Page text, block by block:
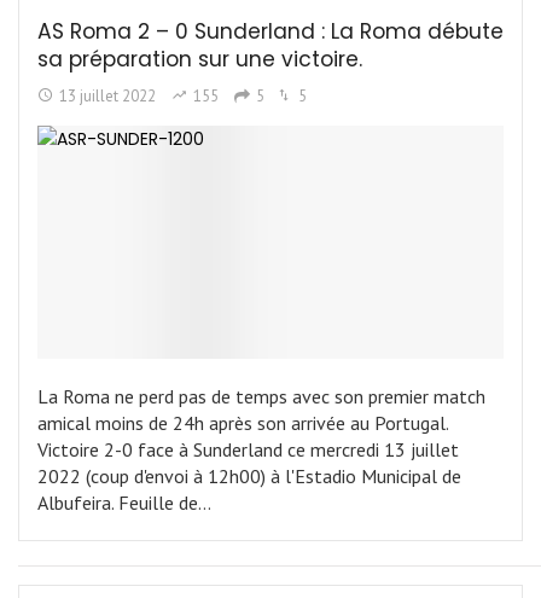
AS Roma 2 – 0 Sunderland : La Roma débute
sa préparation sur une victoire.
13 juillet 2022 155 5 5
La Roma ne perd pas de temps avec son premier match
amical moins de 24h après son arrivée au Portugal.
Victoire 2-0 face à Sunderland ce mercredi 13 juillet
2022 (coup d'envoi à 12h00) à l'Estadio Municipal de
Albufeira. Feuille de…